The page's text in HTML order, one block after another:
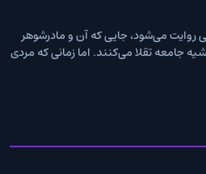
می‌شود، جایی که آن و مادرشوهر
جامعه تقلا می‌کنند. اما زمانی که مردی